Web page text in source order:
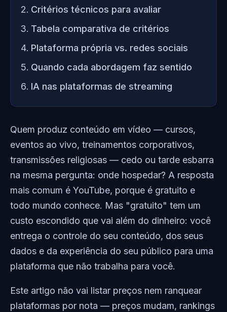
Critérios técnicos para avaliar
Tabela comparativa de critérios
Plataforma própria vs. redes sociais
Quando cada abordagem faz sentido
IA nas plataformas de streaming
Quem produz conteúdo em vídeo — cursos,
eventos ao vivo, treinamentos corporativos,
transmissões religiosas — cedo ou tarde esbarra
na mesma pergunta: onde hospedar? A resposta
mais comum é YouTube, porque é gratuito e
todo mundo conhece. Mas "gratuito" tem um
custo escondido que vai além do dinheiro: você
entrega o controle do seu conteúdo, dos seus
dados e da experiência do seu público para uma
plataforma que não trabalha para você.
Este artigo não vai listar preços nem ranquear
plataformas por nota — preços mudam, rankings